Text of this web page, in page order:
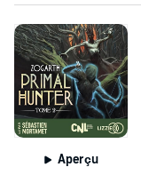
Aperçu